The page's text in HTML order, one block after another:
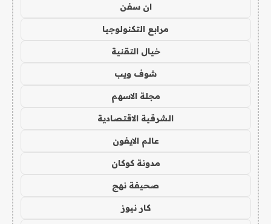
ان سفن
مرابع التكنولوجيا
خيال التقنية
شوف ويب
مجلة الاسهم
الشرقية الاقتصادية
عالم الايفون
مدونة كوكان
صحيفة نهج
كار نيوز